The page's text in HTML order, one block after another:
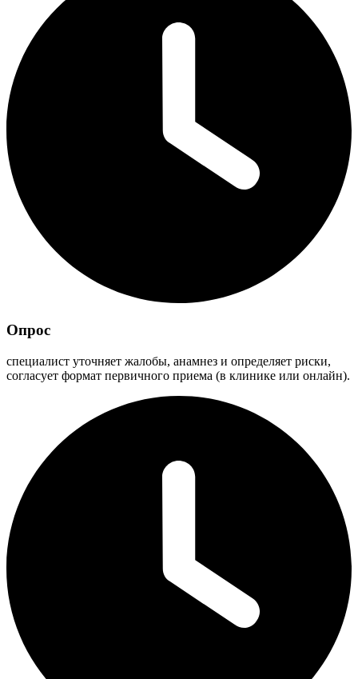
Опрос
специалист уточняет жалобы, анамнез и определяет риски,
согласует формат первичного приема (в клинике или онлайн).